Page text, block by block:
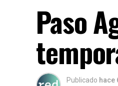
Paso
Publicado hace